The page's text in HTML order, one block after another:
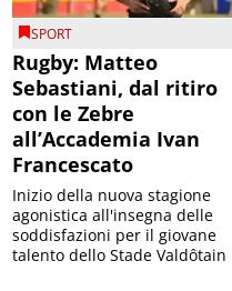
SPORT
Rugby: Matteo
Sebastiani, dal ritiro
con le Zebre
all’Accademia Ivan
Francescato
Inizio della nuova stagione
agonistica all'insegna delle
soddisfazioni per il giovane
talento dello Stade Valdôtain